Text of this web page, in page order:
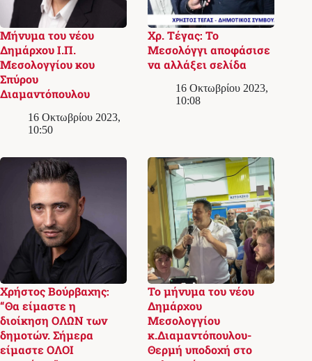
Μήνυμα του νέου
Δημάρχου Ι.Π.
Μεσολογγίου κου
Σπύρου
Διαμαντόπουλου
16 Οκτωβρίου 2023,
10:50
Χρ. Τέγας: Το
Μεσολόγγι αποφάσισε
να αλλάξει σελίδα
16 Οκτωβρίου 2023,
10:08
Χρήστος Βούρβαχης:
“Θα είμαστε η
διοίκηση ΟΛΩΝ των
δημοτών. Σήμερα
είμαστε ΟΛΟΙ
Το μήνυμα του νέου
Δημάρχου
Μεσολογγίου
κ.Διαμαντόπουλου-
Θερμή υποδοχή στο